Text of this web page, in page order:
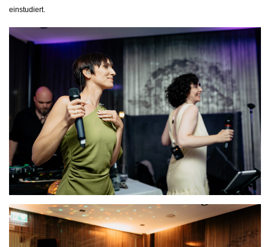
einstudiert.